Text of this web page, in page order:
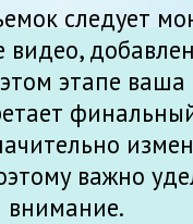
следует
видео,
этапе ваша
важно
внимание.